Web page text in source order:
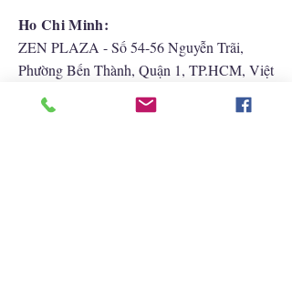
Ho Chi Minh:
ZEN PLAZA - Số 54-56 Nguyễn Trãi,
Phường Bến Thành, Quận 1, TP.HCM, Việt
Nam